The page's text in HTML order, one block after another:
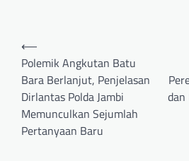
⟵
Polemik Angkutan Batu
Bara Berlanjut, Penjelasan
Dirlantas Polda Jambi
Memunculkan Sejumlah
Pertanyaan Baru
dan